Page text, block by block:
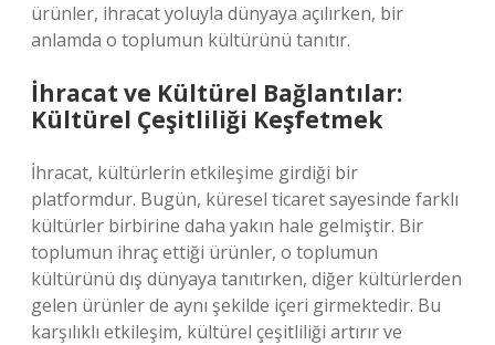
ürünler, ihracat yoluyla dünyaya açılırken, bir
anlamda o toplumun kültürünü tanıtır.
İhracat ve Kültürel Bağlantılar:
Kültürel Çeşitliliği Keşfetmek
İhracat, kültürlerin etkileşime girdiği bir
platformdur. Bugün, küresel ticaret sayesinde farklı
kültürler birbirine daha yakın hale gelmiştir. Bir
toplumun ihraç ettiği ürünler, o toplumun
kültürünü dış dünyaya tanıtırken, diğer kültürlerden
gelen ürünler de aynı şekilde içeri girmektedir. Bu
karşılıklı etkileşim, kültürel çeşitliliği artırır ve